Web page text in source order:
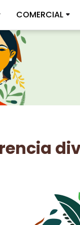
COMERCIAL